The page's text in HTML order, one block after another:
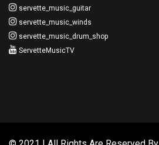
servette_music_guitar
servette_music_winds
servette_music_drum_shop
ServetteMusicTV